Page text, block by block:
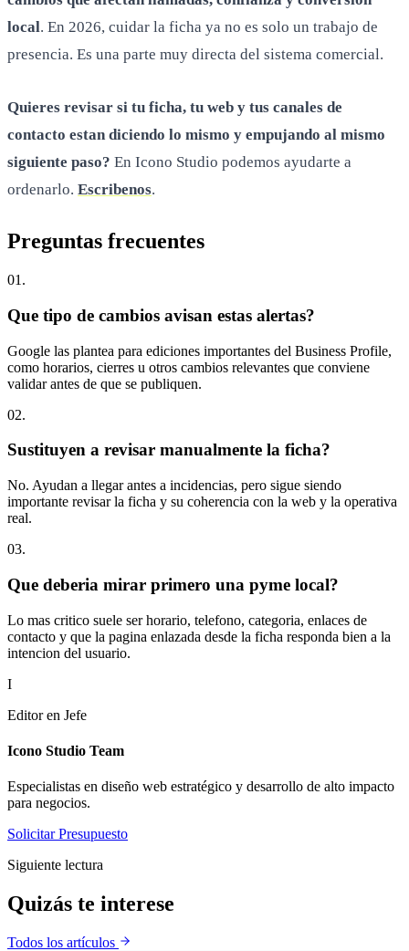
local. En 2026, cuidar la ficha ya no es solo un trabajo de
presencia. Es una parte muy directa del sistema comercial.
Quieres revisar si tu ficha, tu web y tus canales de
contacto estan diciendo lo mismo y empujando al mismo
siguiente paso? En Icono Studio podemos ayudarte a
ordenarlo. Escribenos.
Preguntas frecuentes
01 .
Que tipo de cambios avisan estas alertas?
Google las plantea para ediciones importantes del Business Profile,
como horarios, cierres u otros cambios relevantes que conviene
validar antes de que se publiquen.
02.
Sustituyen a revisar manualmente la ficha?
No. Ayudan a llegar antes a incidencias, pero sigue siendo
importante revisar la ficha y su coherencia con la web y la operativa
real.
03.
Que deberia mirar primero una pyme local?
Lo mas critico suele ser horario, telefono, categoria, enlaces de
contacto y que la pagina enlazada desde la ficha responda bien a la
intencion del usuario.
I
Editor en Jefe
Icono Studio Team
Especialistas en diseño web estratégico y desarrollo de alto impacto
para negocios.
Solicitar Presupuesto
Siguiente lectura
Quizás te interese
Todos los artículos